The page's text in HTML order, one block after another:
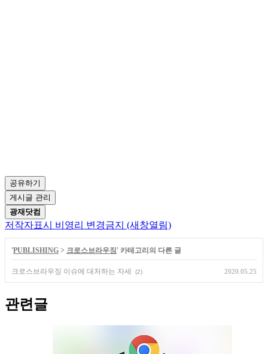
공유하기
게시글 관리
광재닷컴
저작자표시 비영리 변경금지 (새창열림)
'PUBLISHING > 크로스브라우징' 카테고리의 다른 글
크로스브라우징 이슈에 대처하는 자세 (2) 2020.05.25
관련글